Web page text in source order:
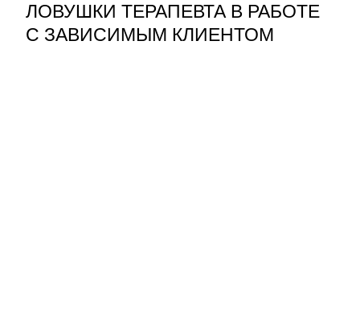
ЛОВУШКИ ТЕРАПЕВТА В РАБОТЕ
С ЗАВИСИМЫМ КЛИЕНТОМ